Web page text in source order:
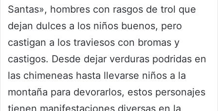
Santas», hombres con rasgos de trol que
dejan dulces a los niños buenos, pero
castigan a los traviesos con bromas y
castigos. Desde dejar verduras podridas en
las chimeneas hasta llevarse niños a la
montaña para devorarlos, estos personajes
tienen manifestaciones diversas en la